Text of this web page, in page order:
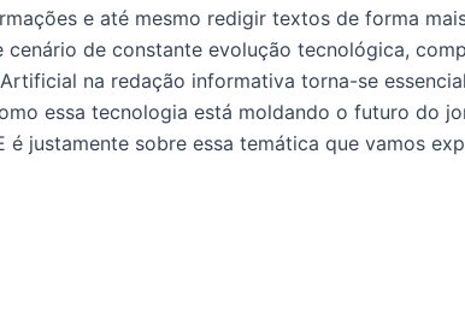
e até mesmo redigir textos de forma
cenário de constante evolução tecnológica,
na redação informativa torna-se
essa tecnologia está moldando o futuro do
é justamente sobre essa temática que vamos